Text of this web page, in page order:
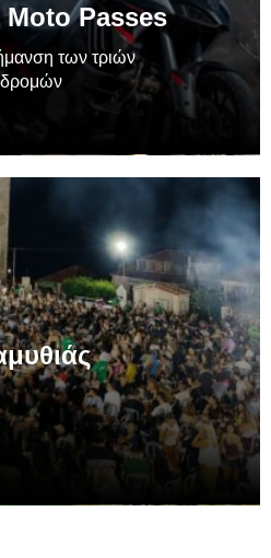
Moto Passes
των τριών